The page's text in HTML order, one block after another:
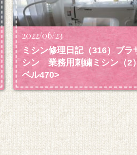
2022/06/23
ミシン修理日記（316）ブラ
シン 業務用刺繍ミシン （2
ベル470>